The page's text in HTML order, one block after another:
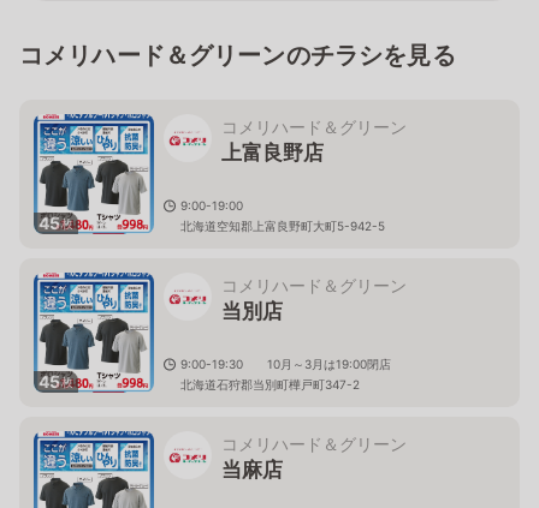
コメリハード＆グリーンのチラシを見る
45枚
コメリハード＆グリーン
上富良野店
9:00-19:00
北海道空知郡上富良野町大町5-942-5
45枚
コメリハード＆グリーン
当別店
9:00-19:30 10月～3月は19:00閉店
北海道石狩郡当別町樺戸町347-2
コメリハード＆グリーン
当麻店